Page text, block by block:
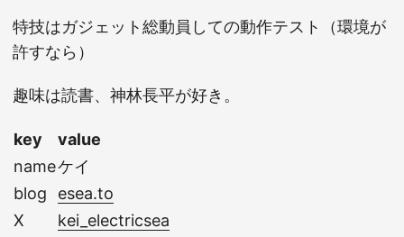
特技はガジェット総動員しての動作テスト（環境が
許すなら）
趣味は読書、神林長平が好き。
key
value
nameケイ
blog
esea.to
X
kei_electricsea